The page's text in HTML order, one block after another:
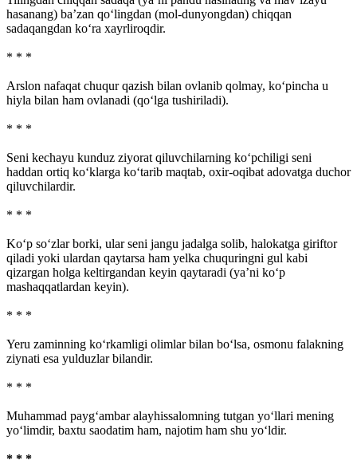
hasanang) ba’zan qo‘lingdan (mol-dunyongdan) chiqqan
sadaqangdan ko‘ra xayrliroqdir.
* * *
Arslon nafaqat chuqur qazish bilan ovlanib qolmay, ko‘pincha u
hiyla bilan ham ovlanadi (qo‘lga tushiriladi).
* * *
Seni kechayu kunduz ziyorat qiluvchilarning ko‘pchiligi seni
haddan ortiq ko‘klarga ko‘tarib maqtab, oxir-oqibat adovatga duchor
qiluvchilardir.
* * *
Ko‘p so‘zlar borki, ular seni jangu jadalga solib, halokatga giriftor
qiladi yoki ulardan qaytarsa ham yelka chuquringni gul kabi
qizargan holga keltirgandan keyin qaytaradi (ya’ni ko‘p
mashaqqatlardan keyin).
* * *
Yeru zaminning ko‘rkamligi olimlar bilan bo‘lsa, osmonu falakning
ziynati esa yulduzlar bilandir.
* * *
Muhammad payg‘ambar alayhissalomning tutgan yo‘llari mening
yo‘limdir, baxtu saodatim ham, najotim ham shu yo‘ldir.
* * *